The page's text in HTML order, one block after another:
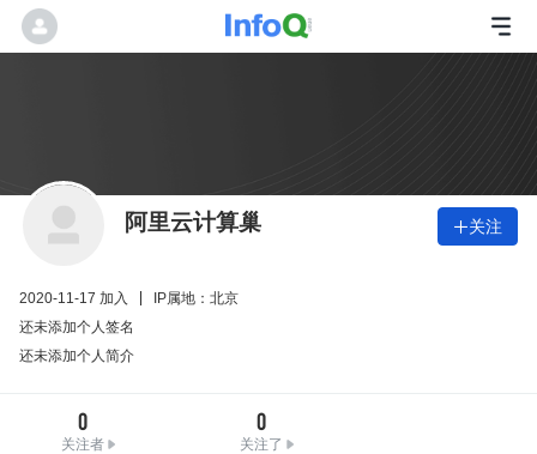
阿里云计算巢 关注
2020-11-17 加入
IP属地：北京
还未添加个人签名
还未添加个人简介
0
关注者
0
关注了